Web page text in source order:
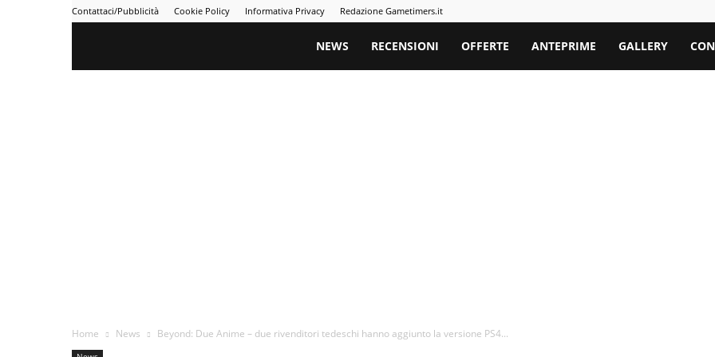
Contattaci/Pubblicità Cookie Policy Informativa Privacy Redazione Gametimers.it
Gametimers
NEWS RECENSIONI OFFERTE ANTEPRIME GALLERY
Home News Beyond: Due Anime – due rivenditori tedeschi hanno aggiunto la versione PS4...